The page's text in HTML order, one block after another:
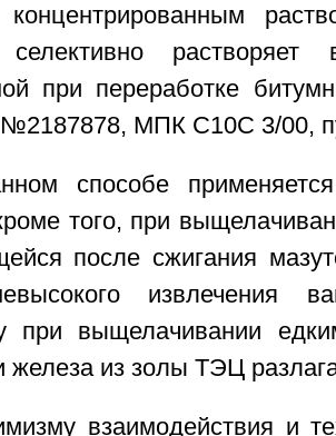
концентрированным
селективно
при переработке
МПК С10С 3/00,
способе
того, при
после сжигания
извлечения
при выщелачивании
железа из золы ТЭЦ
взаимодействия и